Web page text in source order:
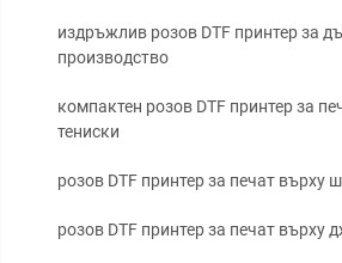
издръжлив розов DTF принтер за
производство
компактен розов DTF принтер за
тениски
розов DTF принтер за печат върху
розов DTF принтер за печат върху